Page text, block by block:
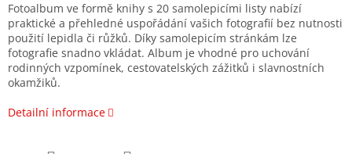
Fotoalbum ve formě knihy s 20 samolepicími listy nabízí
praktické a přehledné uspořádání vašich fotografií bez nutnosti
použití lepidla či růžků. Díky samolepicím stránkám lze
fotografie snadno vkládat. Album je vhodné pro uchování
rodinných vzpomínek, cestovatelských zážitků i slavnostních
okamžiků.
Detailní informace